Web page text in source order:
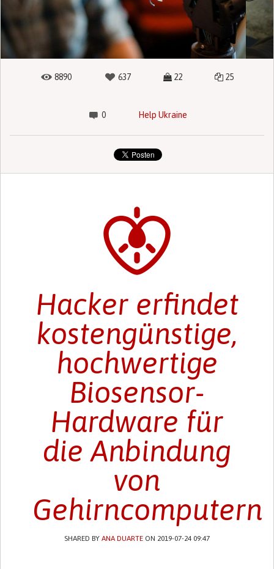
8890 637 22 25
0 Help Ukraine
Hacker erfindet
kostengünstige,
hochwertige
Biosensor-
Hardware für
die Anbindung
von
Gehirncomputern
SHARED BY ANA DUARTEON 2019-07-24 09:47